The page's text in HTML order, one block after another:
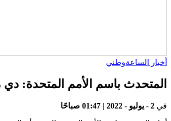
أخبار الساعةوطني
المتحدث باسم الأمم المتحدة:
في 2 - يوليو - 2022 | 01:47 صباحًا